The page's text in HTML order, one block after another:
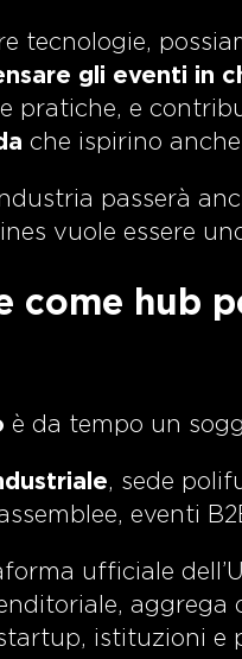
tecnologie,
gli eventi in
pratiche, e
che ispirino
passerà
vuole essere
come hub
è da tempo un
, sede
eventi
ufficiale
aggrega
istituzioni e